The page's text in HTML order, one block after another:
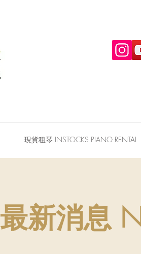
現貨租琴 INSTOCKS PIANO RENTAL
最新消息